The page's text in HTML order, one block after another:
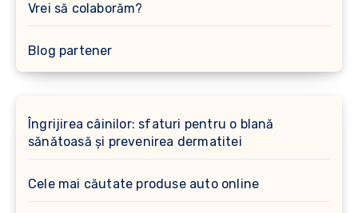
Vrei să colaborăm?
Blog partener
Îngrijirea câinilor: sfaturi pentru o blană
sănătoasă și prevenirea dermatitei
Cele mai căutate produse auto online